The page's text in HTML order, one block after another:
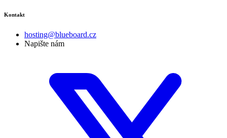
Kontakt
hosting@blueboard.cz
Napište nám